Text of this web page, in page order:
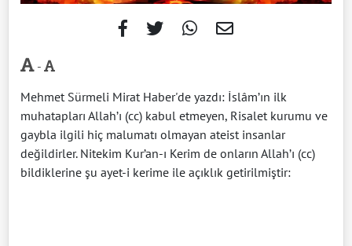
-
Mehmet Sürmeli Mirat Haber'de yazdı: İslâm’ın ilk
muhatapları Allah’ı (cc) kabul etmeyen, Risalet kurumu ve
gaybla ilgili hiç malumatı olmayan ateist insanlar
değildirler. Nitekim Kur’an-ı Kerim de onların Allah’ı (cc)
bildiklerine şu ayet-i kerime ile açıklık getirilmiştir: